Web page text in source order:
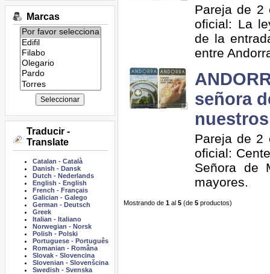
Marcas
Listado
de
marcas:
Traducir -
Translate
Catalan -Català
Danish -Dansk
Dutch -Nederlands
English -English
French -Français
Galician -Galego
German -Deutsch
Greek
Italian -Italiano
Norwegian -Norsk
Polish -Polski
Portuguese -Português
Romanian -Româna
Slovak -Slovencina
Slovenian -Slovenšcina
Swedish -Svenska
Pareja de 2
oficial: La
de la
entre
señora
Pareja de 2
oficial:
Señora de
mayores.
Mostrando de 1al 5(de 5productos)